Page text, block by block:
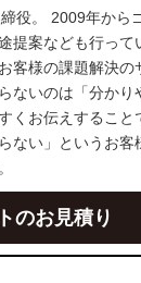
役。 2009年から
提案なども行って
客様の課題解決の
ないのは「分かり
くお伝えすること
ない」というお客
のお見積り